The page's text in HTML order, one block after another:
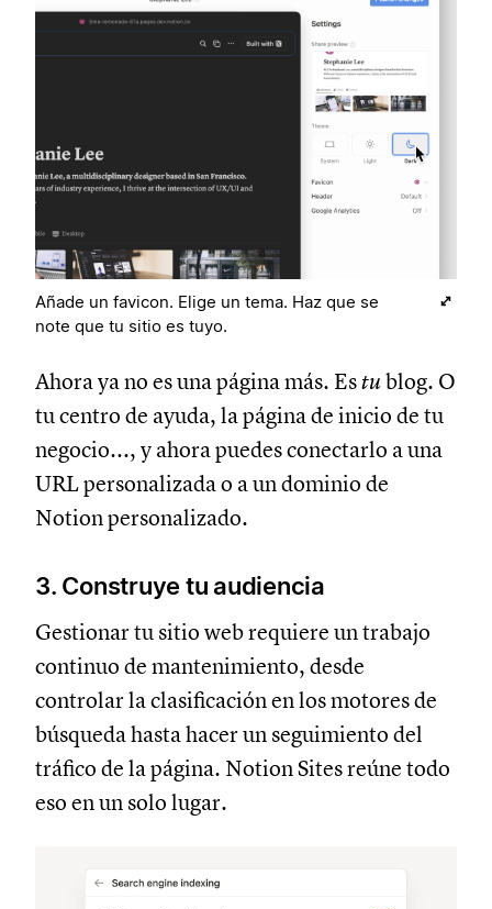
Añade un favicon. Elige un tema. Haz que se
note que tu sitio es tuyo.
Ahora ya no es una página más. Estublog. O
tu centro de ayuda, la página de inicio de tu
negocio..., y ahora puedes conectarlo a una
URL personalizada o a un dominio de
Notion personalizado.
3. Construye tu audiencia
Gestionar tu sitio web requiere un trabajo
continuo de mantenimiento, desde
controlar la clasificación en los motores de
búsqueda hasta hacer un seguimiento del
tráfico de la página. Notion Sites reúne todo
eso en un solo lugar.